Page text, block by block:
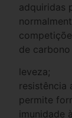
adquiridas
de carbono
leveza;
resistência
permite
imunidade